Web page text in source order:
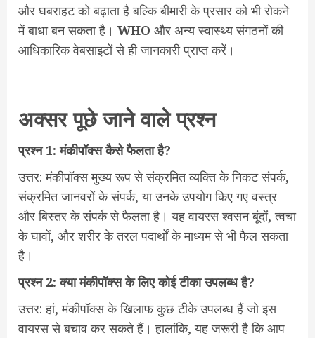
और घबराहट को बढ़ाता है बल्कि बीमारी के प्रसार को भी रोकने
में बाधा बन सकता है। WHO और अन्य स्वास्थ्य संगठनों की
आधिकारिक वेबसाइटों से ही जानकारी प्राप्त करें।
अक्सर पूछे जाने वाले प्रश्न
प्रश्न 1: मंकीपॉक्स कैसे फैलता है?
उत्तर: मंकीपॉक्स मुख्य रूप से संक्रमित व्यक्ति के निकट संपर्क,
संक्रमित जानवरों के संपर्क, या उनके उपयोग किए गए वस्त्र
और बिस्तर के संपर्क से फैलता है। यह वायरस श्वसन बूंदों, त्वचा
के घावों, और शरीर के तरल पदार्थों के माध्यम से भी फैल सकता
है।
प्रश्न 2: क्या मंकीपॉक्स के लिए कोई टीका उपलब्ध है?
उत्तर: हां, मंकीपॉक्स के खिलाफ कुछ टीके उपलब्ध हैं जो इस
वायरस से बचाव कर सकते हैं। हालांकि, यह जरूरी है कि आप